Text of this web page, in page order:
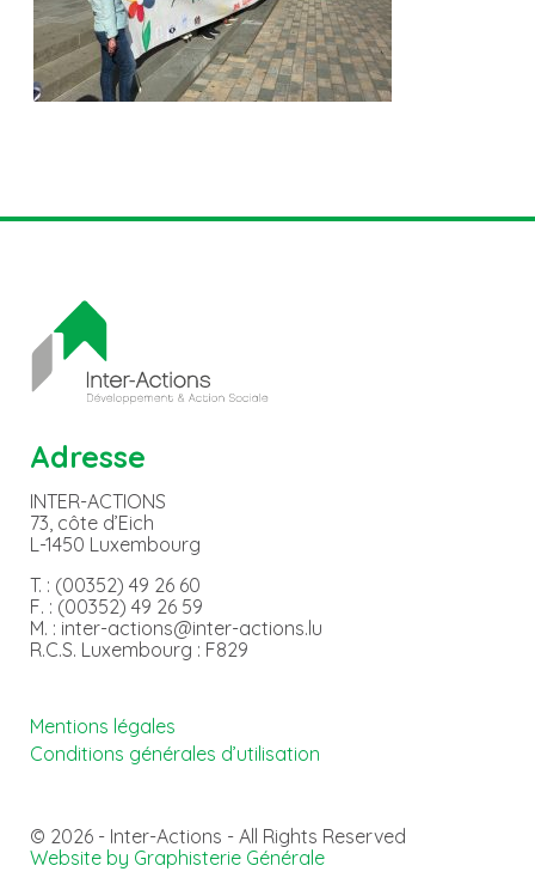
Adresse
INTER-ACTIONS
73, côte d’Eich
L-1450 Luxembourg
T. : (00352) 49 26 60
F. : (00352) 49 26 59
M. : inter-actions@inter-actions.lu
R.C.S. Luxembourg : F829
Mentions légales
Conditions générales d’utilisation
© 2026 - Inter-Actions - All Rights Reserved
Website by Graphisterie Générale